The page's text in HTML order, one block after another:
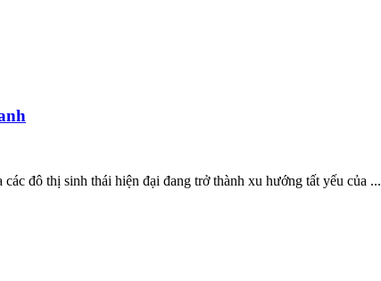
đô thị sinh thái hiện đại đang trở thành xu hướng tất yếu của ...